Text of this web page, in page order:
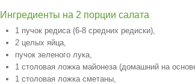
Ингредиенты на 2 порции салата
1 пучок редиса (6-8 средних редиски),
2 целых яйца,
пучок зеленого лука,
1 столовая ложка майонеза (домашний на
1 столовая ложка сметаны,